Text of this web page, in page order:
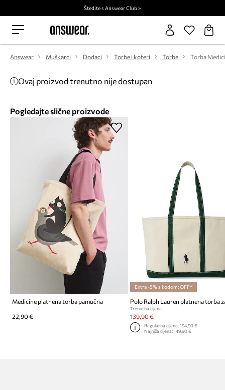
Štedite s Answear Club >
Answear Muškarci Dodaci Torbe i koferi Torbe Torba
Ovaj proizvod trenutno nije dostupan
Pogledajte slične proizvode
Medicine platnena torba pamučna
22,90 €
Extra -5% s kodom: OFF*
Trenutna cijena:
139,90 €
Regularna cijena: 194,90 €
Najniža cijena: 149,90 €